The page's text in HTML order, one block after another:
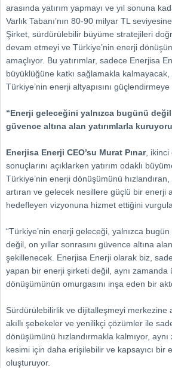
arasında yatırım yapmayı ve yıl sonuna
Varlık Tabanı’nın 80-90 milyar TL
Şirket, sürdürülebilir büyüme stratejileri
devam etmeyi ve Türkiye’nin enerji
amaçlıyor. Bu yatırımlar, sadece Enerjisa
büyüklüğüne katkı sağlamakla kalmayacak,
Türkiye’nin enerji altyapısını
“Enerji geleceğini yalnızca bugünü
güvence altına alan yatırımlarla
Enerjisa Enerji CEO’su Murat Pınar, ikinci
sonuçlarını açıklarken yatırım odaklı
Türkiye’nin enerji dönüşümünü
artıran ve gelecek nesillere güçlü bir enerji
hedefleyen vizyonuna hizmet ettiğini
“Türkiye’nin enerji geleceği, yalnızca bugün
değil, on yıllar sonrasını güvence altına
şekillenecek. Enerjisa Enerji olarak biz,
yapan bir enerji şirketi değil, aynı zamanda
dönüşümünün omurgasını inşa eden bir
Sürdürülebilirlik ve dijitalleşmeyi merkezine
akıllı şebekeler ve yenilikçi çözümler ile
dönüşümünü hızlandırmakla kalmıyor,
kesimi için daha erişilebilir ve kapsayıcı bir
oluşturuyor.